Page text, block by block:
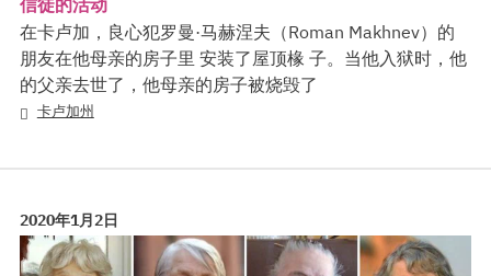
信徒的活动
在卡卢加，良心犯罗曼·马赫涅夫（Roman Makhnev）的
朋友在他母亲的房子里 安装了屋顶椽 子。当他入狱时，他
的父亲去世了，他母亲的房子被烧毁了
卡卢加州
2020年1月2日